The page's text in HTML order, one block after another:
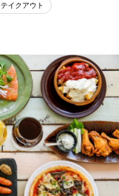
テイクアウト